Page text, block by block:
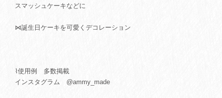
スマッシュケーキなどに
⋈誕生日ケーキを可愛くデコレーション
⌇使用例 多数掲載
インスタグラム @ammy_made